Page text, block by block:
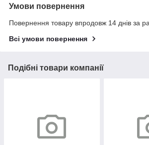
Умови повернення
Повернення товару впродовж 14 днів за
Всі умови повернення
Подібні товари компанії